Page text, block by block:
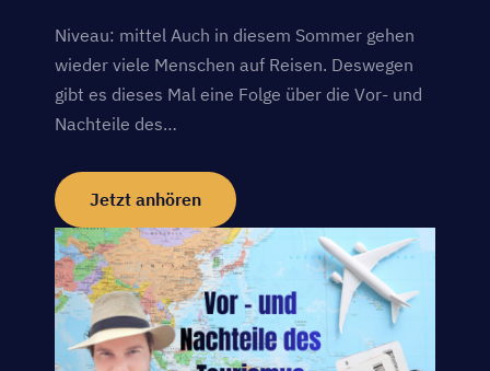
Niveau: mittel Auch in diesem Sommer gehen
wieder viele Menschen auf Reisen. Deswegen
gibt es dieses Mal eine Folge über die Vor- und
Nachteile des…
Jetzt anhören